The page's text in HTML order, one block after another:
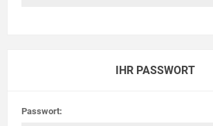
IHR PASSWORT
Passwort: